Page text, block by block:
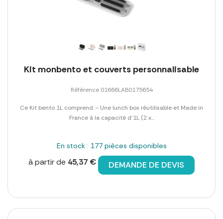
Kit monbento et couverts personnalisable
Référence 01666LAB0175654
Ce Kit bento 1L comprend :- Une lunch box réutilisable et Made in
France à la capacité d'1L (2 x...
En stock : 177 pièces disponibles
à partir de 45,37 € DEMANDE DE DEVIS